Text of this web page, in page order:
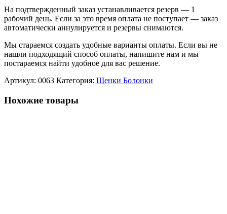
На подтвержденный заказ устанавливается резерв — 1
рабочий день. Если за это время оплата не поступает — заказ
автоматически аннулируется и резервы снимаются.
Мы стараемся создать удобные варианты оплаты. Если вы не
нашли подходящий способ оплаты, напишите нам и мы
постараемся найти удобное для вас решение.
Артикул: 0063 Категория: Щенки Болонки
Похожие товары